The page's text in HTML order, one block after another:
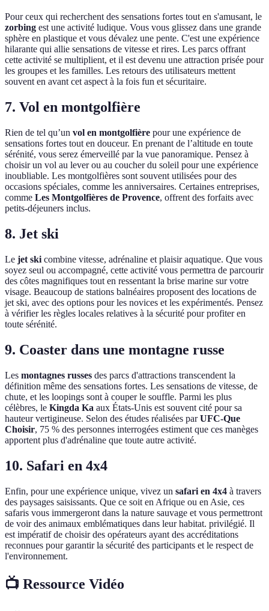
Pour ceux qui recherchent des sensations fortes tout en s'amusant, le
zorbing est une activité ludique. Vous vous glissez dans une grande
sphère en plastique et vous dévalez une pente. C'est une expérience
hilarante qui allie sensations de vitesse et rires. Les parcs offrant
cette activité se multiplient, et il est devenu une attraction prisée pour
les groupes et les familles. Les retours des utilisateurs mettent
souvent en avant cet aspect à la fois fun et sécuritaire.
7. Vol en montgolfière
Rien de tel qu’un vol en montgolfière pour une expérience de
sensations fortes tout en douceur. En prenant de l’altitude en toute
sérénité, vous serez émerveillé par la vue panoramique. Pensez à
choisir un vol au lever ou au coucher du soleil pour une expérience
inoubliable. Les montgolfières sont souvent utilisées pour des
occasions spéciales, comme les anniversaires. Certaines entreprises,
comme Les Montgolfières de Provence, offrent des forfaits avec
petits-déjeuners inclus.
8. Jet ski
Le jet ski combine vitesse, adrénaline et plaisir aquatique. Que vous
soyez seul ou accompagné, cette activité vous permettra de parcourir
des côtes magnifiques tout en ressentant la brise marine sur votre
visage. Beaucoup de stations balnéaires proposent des locations de
jet ski, avec des options pour les novices et les expérimentés. Pensez
à vérifier les règles locales relatives à la sécurité pour profiter en
toute sérénité.
9. Coaster dans une montagne russe
Les montagnes russes des parcs d'attractions transcendent la
définition même des sensations fortes. Les sensations de vitesse, de
chute, et les loopings sont à couper le souffle. Parmi les plus
célèbres, le Kingda Ka aux États-Unis est souvent cité pour sa
hauteur vertigineuse. Selon des études réalisées parUFC-Que
Choisir, 75 % des personnes interrogées estiment que ces manèges
apportent plus d'adrénaline que toute autre activité.
10. Safari en 4x4
Enfin, pour une expérience unique, vivez un safari en 4x4 à travers
des paysages saisissants. Que ce soit en Afrique ou en Asie, ces
safaris vous immergeront dans la nature sauvage et vous permettront
de voir des animaux emblématiques dans leur habitat. privilégié. Il
est impératif de choisir des opérateurs ayant des accréditations
reconnues pour garantir la sécurité des participants et le respect de
l'environnement.
📺 Ressource Vidéo